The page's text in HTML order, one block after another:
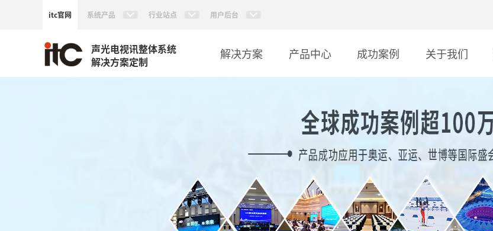
itc官网 系统产品 行业站点 用户后台
声光电视讯整体系统
解决方案定制
解决方案 产品中心 成功案例 关于我们